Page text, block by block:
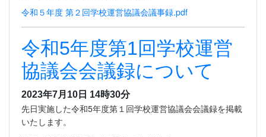
令和５年度 第２回学校運営協議会議事録.pdf
令和5年度第1回学校運営
協議会会議録について
2023年7月10日 14時30分
先日実施した令和5年度第１回学校運営協議会会議録を掲載
いたします。